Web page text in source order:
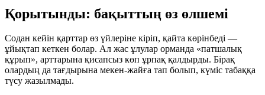
Қорытынды: бақыттың өз өлшемі
Содан кейін қарттар өз үйлеріне кіріп, қайта көрінбеді —
ұйықтап кеткен болар. Ал жас ұлулар орманда «патшалық
құрып», арттарына қисапсыз көп ұрпақ қалдырды. Бірақ
олардың да тағдырына мекен-жайға тап болып, күміс табаққа
түсу жазылмады.